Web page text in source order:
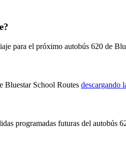
para el próximo autobús 620 de
Bluestar School Routes descargando
programadas futuras del autobús